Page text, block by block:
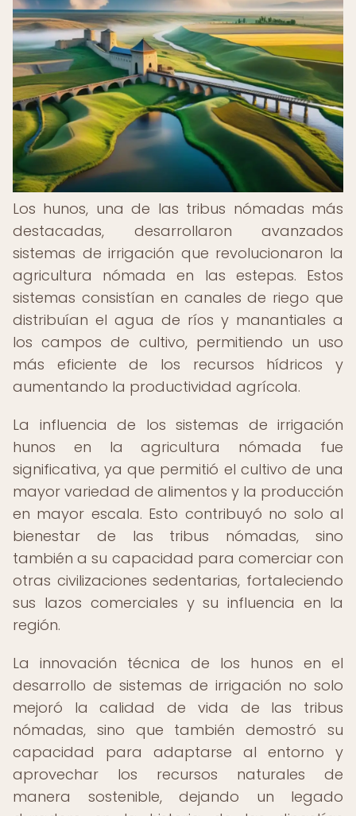
Los hunos, una de las tribus nómadas más
destacadas, desarrollaron avanzados
sistemas de irrigación que revolucionaron la
agricultura nómada en las estepas. Estos
sistemas consistían en canales de riego que
distribuían el agua de ríos y manantiales a
los campos de cultivo, permitiendo un uso
más eficiente de los recursos hídricos y
aumentando la productividad agrícola.
La influencia de los sistemas de irrigación
hunos en la agricultura nómada fue
significativa, ya que permitió el cultivo de una
mayor variedad de alimentos y la producción
en mayor escala. Esto contribuyó no solo al
bienestar de las tribus nómadas, sino
también a su capacidad para comerciar con
otras civilizaciones sedentarias, fortaleciendo
sus lazos comerciales y su influencia en la
región.
La innovación técnica de los hunos en el
desarrollo de sistemas de irrigación no solo
mejoró la calidad de vida de las tribus
nómadas, sino que también demostró su
capacidad para adaptarse al entorno y
aprovechar los recursos naturales de
manera sostenible, dejando un legado